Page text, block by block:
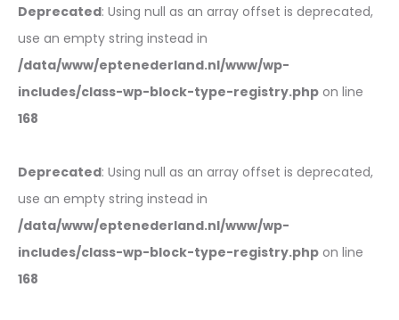
Deprecated: Using null as an array offset is deprecated,
use an empty string instead in
/data/www/eptenederland.nl/www/wp-
includes/class-wp-block-type-registry.php on line
168
Deprecated: Using null as an array offset is deprecated,
use an empty string instead in
/data/www/eptenederland.nl/www/wp-
includes/class-wp-block-type-registry.php on line
168